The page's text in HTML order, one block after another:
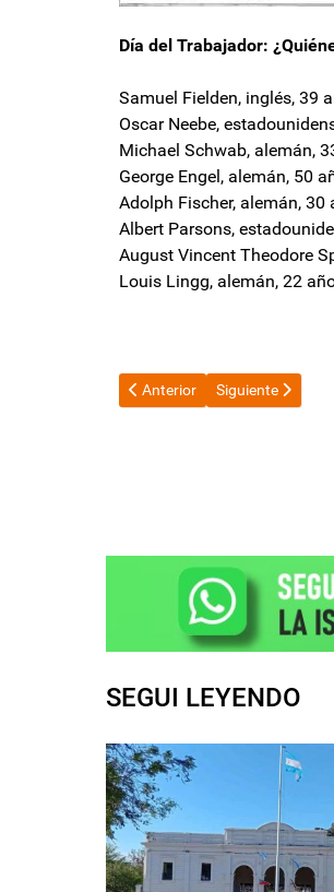
Día del Trabajador:
Samuel Fielden, inglés, 39
Oscar Neebe,
Michael Schwab, alemán,
George Engel, alemán, 50
Adolph Fischer, alemán,
Albert Parsons,
August Vincent Theodore
Louis Lingg, alemán, 22
Artículo anterior: Raúl Jalil
Anterior Artículo
Siguiente
SEGUI LEYENDO